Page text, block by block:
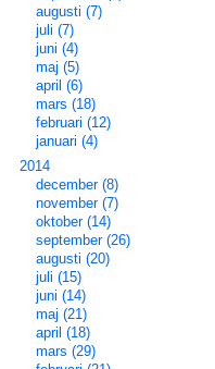
augusti (7)
juli (7)
juni (4)
maj (5)
april (6)
mars (18)
februari (12)
januari (4)
2014
december (8)
november (7)
oktober (14)
september (26)
augusti (20)
juli (15)
juni (14)
maj (21)
april (18)
mars (29)